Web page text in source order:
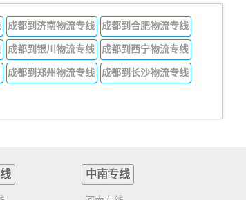
成都到济南物流专线 成都到合肥物流专线
成都到银川物流专线 成都到西宁物流专线
成都到郑州物流专线 成都到长沙物流专线
中南专线